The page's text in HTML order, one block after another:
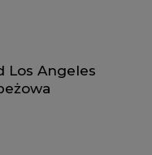
Los Angeles